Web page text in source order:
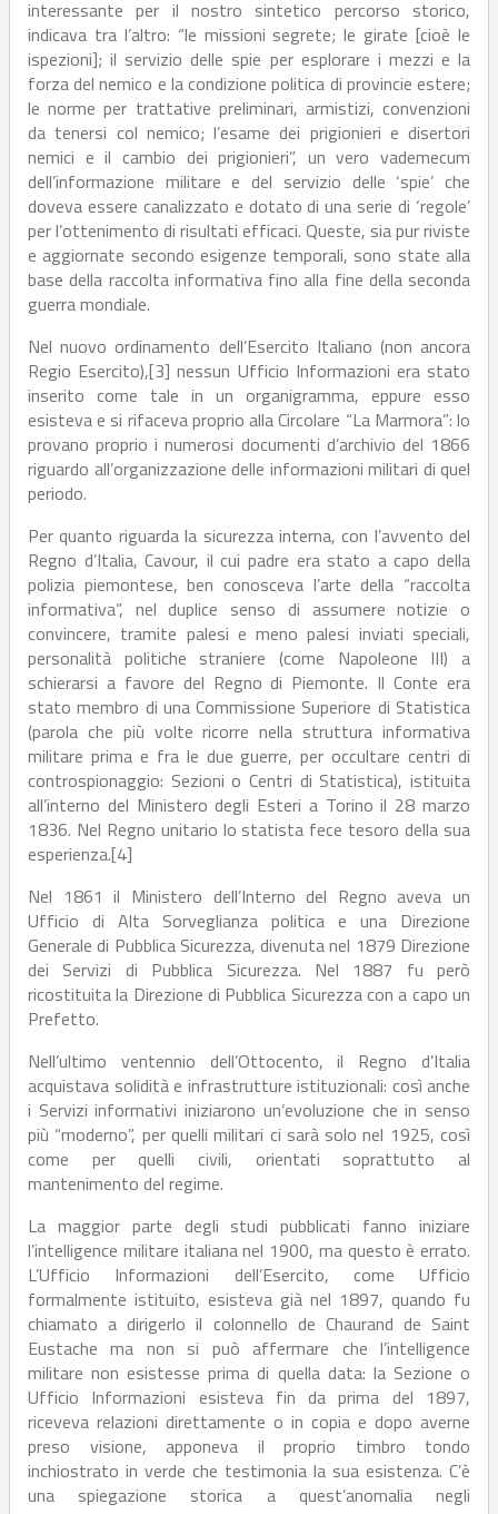
interessante per il nostro sintetico percorso storico,
indicava tra l’altro: “le missioni segrete; le girate [cioè le
ispezioni]; il servizio delle spie per esplorare i mezzi e la
forza del nemico e la condizione politica di provincie estere;
le norme per trattative preliminari, armistizi, convenzioni
da tenersi col nemico; l’esame dei prigionieri e disertori
nemici e il cambio dei prigionieri”, un vero vademecum
dell’informazione militare e del servizio delle ‘spie’ che
doveva essere canalizzato e dotato di una serie di ‘regole’
per l’ottenimento di risultati efficaci. Queste, sia pur riviste
e aggiornate secondo esigenze temporali, sono state alla
base della raccolta informativa fino alla fine della seconda
guerra mondiale.
Nel nuovo ordinamento dell’Esercito Italiano (non ancora
Regio Esercito),[3] nessun Ufficio Informazioni era stato
inserito come tale in un organigramma, eppure esso
esisteva e si rifaceva proprio alla Circolare “La Marmora”: lo
provano proprio i numerosi documenti d’archivio del 1866
riguardo all’organizzazione delle informazioni militari di quel
periodo.
Per quanto riguarda la sicurezza interna, con l’avvento del
Regno d’Italia, Cavour, il cui padre era stato a capo della
polizia piemontese, ben conosceva l’arte della “raccolta
informativa”, nel duplice senso di assumere notizie o
convincere, tramite palesi e meno palesi inviati speciali,
personalità politiche straniere (come Napoleone III) a
schierarsi a favore del Regno di Piemonte. Il Conte era
stato membro di una Commissione Superiore di Statistica
(parola che più volte ricorre nella struttura informativa
militare prima e fra le due guerre, per occultare centri di
controspionaggio: Sezioni o Centri di Statistica), istituita
all’interno del Ministero degli Esteri a Torino il 28 marzo
1836. Nel Regno unitario lo statista fece tesoro della sua
esperienza.[4]
Nel 1861 il Ministero dell’Interno del Regno aveva un
Ufficio di Alta Sorveglianza politica e una Direzione
Generale di Pubblica Sicurezza, divenuta nel 1879 Direzione
dei Servizi di Pubblica Sicurezza. Nel 1887 fu però
ricostituita la Direzione di Pubblica Sicurezza con a capo un
Prefetto.
Nell’ultimo ventennio dell’Ottocento, il Regno d’Italia
acquistava solidità e infrastrutture istituzionali: così anche
i Servizi informativi iniziarono un’evoluzione che in senso
più “moderno”, per quelli militari ci sarà solo nel 1925, così
come per quelli civili, orientati soprattutto al
mantenimento del regime.
La maggior parte degli studi pubblicati fanno iniziare
l’intelligence militare italiana nel 1900, ma questo è errato.
L’Ufficio Informazioni dell’Esercito, come Ufficio
formalmente istituito, esisteva già nel 1897, quando fu
chiamato a dirigerlo il colonnello de Chaurand de Saint
Eustache ma non si può affermare che l’intelligence
militare non esistesse prima di quella data: la Sezione o
Ufficio Informazioni esisteva fin da prima del 1897,
riceveva relazioni direttamente o in copia e dopo averne
preso visione, apponeva il proprio timbro tondo
inchiostrato in verde che testimonia la sua esistenza. C’è
una spiegazione storica a quest’anomalia negli